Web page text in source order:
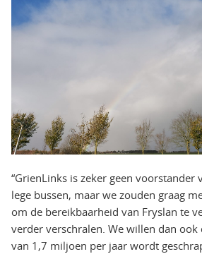
“GrienLinks is zeker geen voorstander
lege bussen, maar we zouden graag
om de bereikbaarheid van Fryslan te
verder verschralen. We willen dan ook
van 1,7 miljoen per jaar wordt